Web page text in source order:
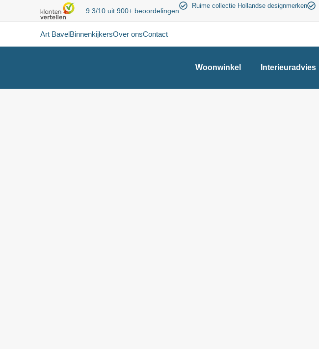
9.3/10 uit 900+ beoordelingen
Ruime collectie Hollandse designmerken
Art BavelBinnenkijkersOver onsContact
Woonwinkel Interieuradvies